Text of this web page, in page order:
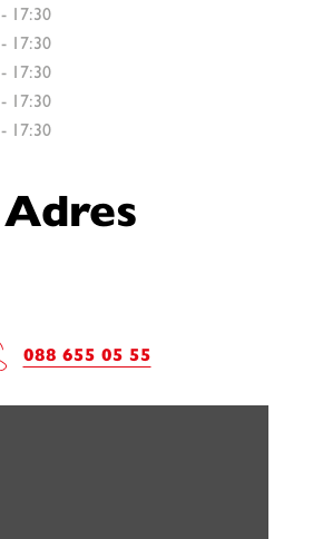
- 17:30
- 17:30
- 17:30
- 17:30
- 17:30
Adres
088 655 05 55